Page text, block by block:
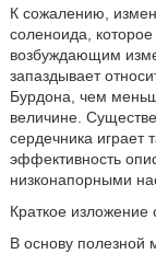
К сожалению,
соленоида, которое
возбуждающим
запаздывает
Бурдона, чем
величине.
сердечника играет
эффективность
низконапорными
Краткое
В основу полезной